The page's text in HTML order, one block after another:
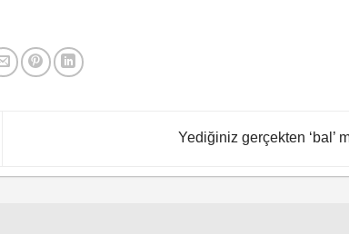
Yediğiniz gerçekten ‘bal’